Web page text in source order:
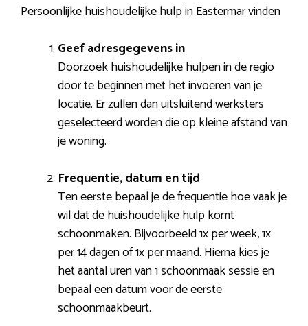
Persoonlijke huishoudelijke hulp in Eastermar vinden
Geef adresgegevens in
Doorzoek huishoudelijke hulpen in de regio
door te beginnen met het invoeren van je
locatie. Er zullen dan uitsluitend werksters
geselecteerd worden die op kleine afstand van
je woning.
Frequentie, datum en tijd
Ten eerste bepaal je de frequentie hoe vaak je
wil dat de huishoudelijke hulp komt
schoonmaken. Bijvoorbeeld 1x per week, 1x
per 14 dagen of 1x per maand. Hierna kies je
het aantal uren van 1 schoonmaak sessie en
bepaal een datum voor de eerste
schoonmaakbeurt.